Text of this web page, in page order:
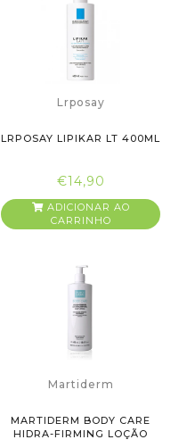
Lrposay
LRPOSAY LIPIKAR LT 400ML
€14,90
ADICIONAR AO
CARRINHO
Martiderm
MARTIDERM BODY CARE
HIDRA-FIRMING LOÇÃO